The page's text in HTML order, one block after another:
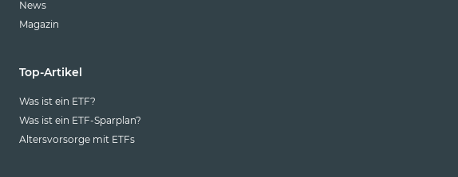
News
Magazin
Top-Artikel
Was ist ein ETF?
Was ist ein ETF-Sparplan?
Altersvorsorge mit ETFs